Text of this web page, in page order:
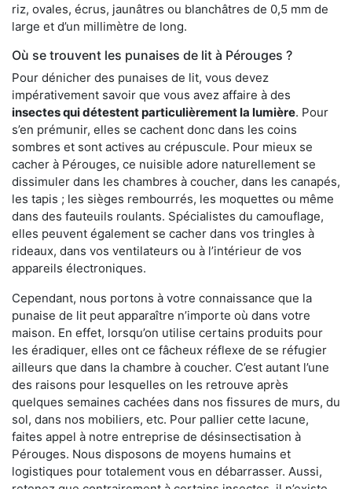
riz, ovales, écrus, jaunâtres ou blanchâtres de 0,5 mm de
large et d’un millimètre de long.
Où se trouvent les punaises de lit à Pérouges ?
Pour dénicher des punaises de lit, vous devez
impérativement savoir que vous avez affaire à des
insectes qui détestent particulièrement la lumière. Pour
s’en prémunir, elles se cachent donc dans les coins
sombres et sont actives au crépuscule. Pour mieux se
cacher à Pérouges, ce nuisible adore naturellement se
dissimuler dans les chambres à coucher, dans les canapés,
les tapis ; les sièges rembourrés, les moquettes ou même
dans des fauteuils roulants. Spécialistes du camouflage,
elles peuvent également se cacher dans vos tringles à
rideaux, dans vos ventilateurs ou à l’intérieur de vos
appareils électroniques.
Cependant, nous portons à votre connaissance que la
punaise de lit peut apparaître n’importe où dans votre
maison. En effet, lorsqu’on utilise certains produits pour
les éradiquer, elles ont ce fâcheux réflexe de se réfugier
ailleurs que dans la chambre à coucher. C’est autant l’une
des raisons pour lesquelles on les retrouve après
quelques semaines cachées dans nos fissures de murs, du
sol, dans nos mobiliers, etc. Pour pallier cette lacune,
faites appel à notre entreprise de désinsectisation à
Pérouges. Nous disposons de moyens humains et
logistiques pour totalement vous en débarrasser. Aussi,